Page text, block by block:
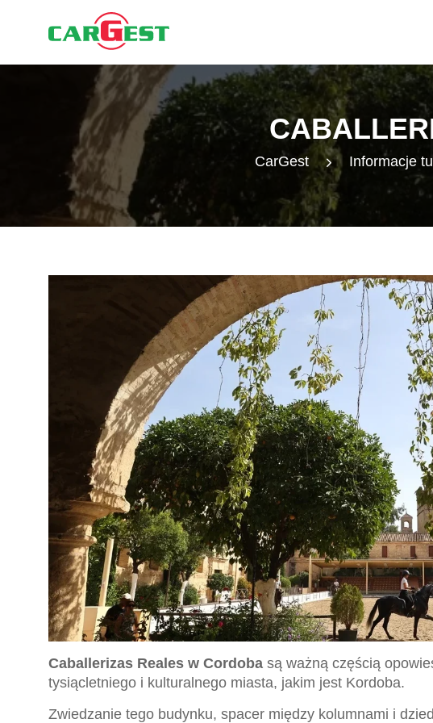
CarGest Informacje
Caballerizas Reales w Cordoba są ważną częścią
tysiącletniego i kulturalnego miasta, jakim jest Kordoba.
Zwiedzanie tego budynku, spacer między kolumnami i